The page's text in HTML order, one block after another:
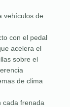
vehículos de
con el pedal
acelera el
sobre el
de clima
cada frenada